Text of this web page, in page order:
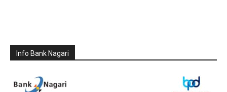
Info Bank Nagari